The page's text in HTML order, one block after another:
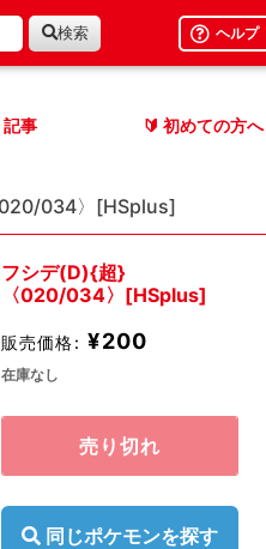
検索 ヘルプ
記事 🔰 初めての方へ
034〉[HSplus]
フシデ(D){超}
〈020/034〉[HSplus]
販売価格: ¥200
在庫なし
売り切れ
同じポケモンを探す